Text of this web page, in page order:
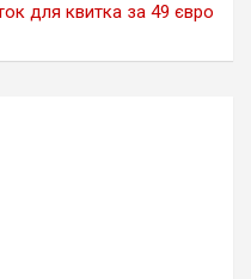
для квитка за 49 євро